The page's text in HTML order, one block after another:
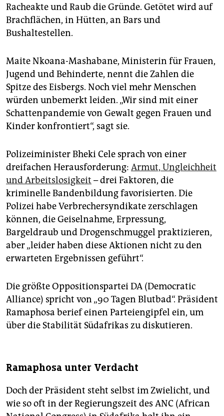
Racheakte und Raub die Gründe. Getötet wird auf
Brachflächen, in Hütten, an Bars und
Bushaltestellen.
Maite Nkoana-Mashabane, Ministerin für Frauen,
Jugend und Behinderte, nennt die ­Zahlen die
Spitze des Eisbergs. Noch viel mehr Menschen
würden unbemerkt leiden. „Wir sind mit einer
Schattenpandemie von Gewalt gegen Frauen und
Kinder konfrontiert“, sagt sie.
Polizeiminister Bheki Cele sprach von einer
dreifachen Herausforderung: Armut, Ungleichheit
und Arbeitslosigkeit – drei Faktoren, die
kriminelle Bandenbildung favorisierten. Die
Polizei habe Verbrechersyndikate zerschlagen
können, die Geiselnahme, Erpressung,
Bargeldraub und Drogenschmuggel praktizieren,
aber „leider haben diese Aktionen nicht zu den
erwarteten Ergebnissen geführt“.
Die größte Oppositionspartei DA (Democratic
Alliance) spricht von „90 Tagen Blutbad“. Präsident
Ramaphosa berief einen Parteiengipfel ein, um
über die Stabilität Südafrikas zu diskutieren.
Ramaphosa unter Verdacht
Doch der Präsident steht selbst im Zwielicht, und
wie so oft in der Regierungszeit des ANC (African